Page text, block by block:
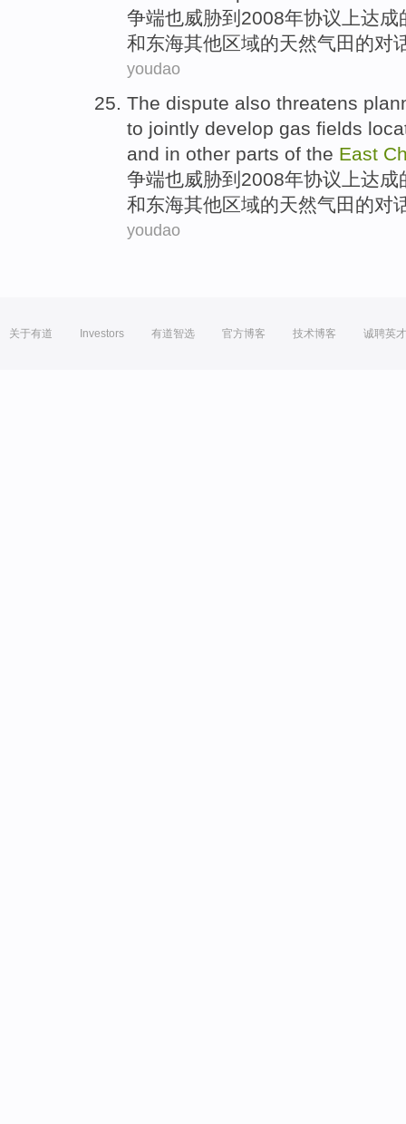
争端也威胁到 2008年协议 上达成
和东海其他区域的天然气田 的对
youdao
The dispute also threatens
to jointly develop gas fields
and in other parts of the East
争端也威胁到 2008年协议 上达成
和东海其他区域的天然气田 的对
youdao
关于有道 Investors 有道智选 官方博客 技术博客 诚聘英才